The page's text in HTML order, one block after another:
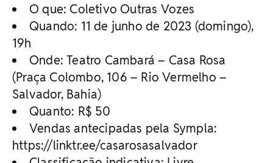
O que: Coletivo Outras Vozes
Quando: 11 de junho de 2023 (domingo),
19h
Onde: Teatro Cambará – Casa Rosa
(Praça Colombo, 106 – Rio Vermelho –
Salvador, Bahia)
Quanto: R$ 50
Vendas antecipadas pela Sympla:
https://linktr.ee/casarosasalvador